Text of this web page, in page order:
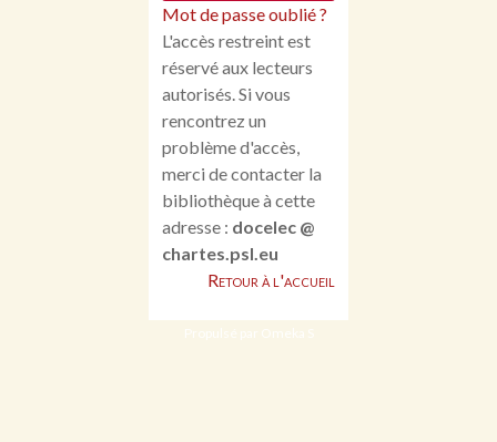
Mot de passe oublié ?
L'accès restreint est
réservé aux lecteurs
autorisés. Si vous
rencontrez un
problème d'accès,
merci de contacter la
bibliothèque à cette
adresse : docelec @
chartes.psl.eu
Retour à l'accueil
Propulsé par Omeka S